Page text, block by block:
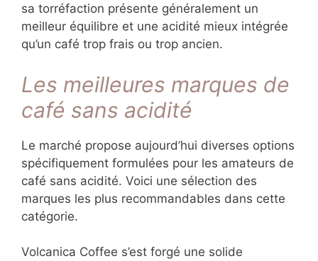
sa torréfaction présente généralement un
meilleur équilibre et une acidité mieux intégrée
qu’un café trop frais ou trop ancien.
Les meilleures marques de
café sans acidité
Le marché propose aujourd’hui diverses options
spécifiquement formulées pour les amateurs de
café sans acidité. Voici une sélection des
marques les plus recommandables dans cette
catégorie.
Volcanica Coffee s’est forgé une solide